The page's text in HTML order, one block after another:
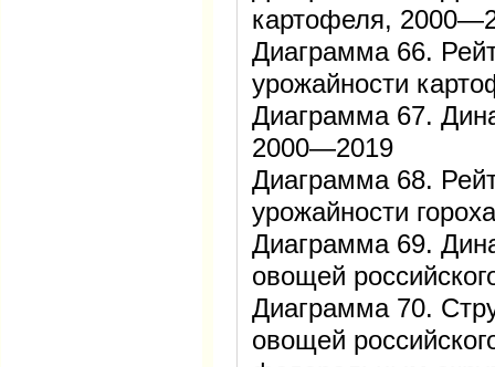
картофеля,
Диаграмма 66.
урожайности
Диаграмма 67.
2000—2019
Диаграмма 68.
урожайности
Диаграмма 69.
овощей
Диаграмма 70.
овощей